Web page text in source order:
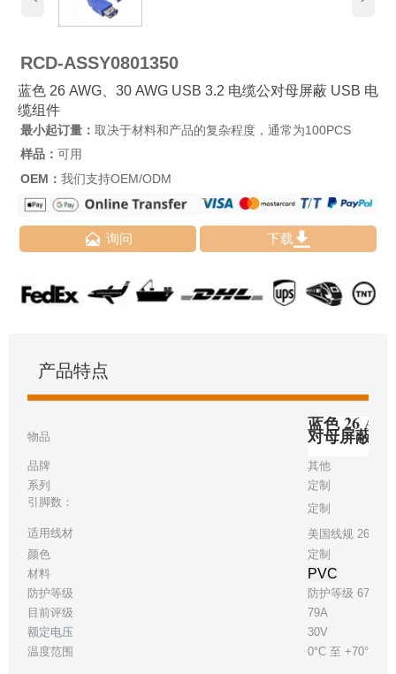
RCD-ASSY0801350
蓝色 26 AWG、30 AWG USB 3.2 电缆公对母屏蔽 USB 电
缆组件
最小起订量： 取决于材料和产品的复杂程度，通常为100PCS
样品： 可用
OEM： 我们支持OEM/ODM
 询问 下载
产品特点
物品
蓝色 26
对母屏蔽
品牌
其他
系列
定制
引脚数：
定制
适用线材
美国线规 26，30
颜色
定制
材料
PVC
防护等级
防护等级 67
目前评级
79A
额定电压
30V
温度范围
0°C 至 +70°C